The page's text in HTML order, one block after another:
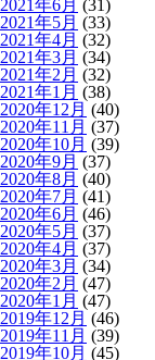
2021年6月 (31)
2021年5月 (33)
2021年4月 (32)
2021年3月 (34)
2021年2月 (32)
2021年1月 (38)
2020年12月 (40)
2020年11月 (37)
2020年10月 (39)
2020年9月 (37)
2020年8月 (40)
2020年7月 (41)
2020年6月 (46)
2020年5月 (37)
2020年4月 (37)
2020年3月 (34)
2020年2月 (47)
2020年1月 (47)
2019年12月 (46)
2019年11月 (39)
2019年10月 (45)